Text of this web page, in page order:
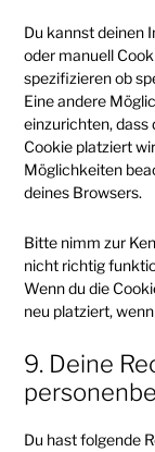
Du kannst deinen
oder manuell
spezifizieren ob
Eine andere
einzurichten, dass
Cookie platziert
Möglichkeiten
deines Browsers.
Bitte nimm zur
nicht richtig
Wenn du die
neu platziert,
9. Deine
Du hast folgende